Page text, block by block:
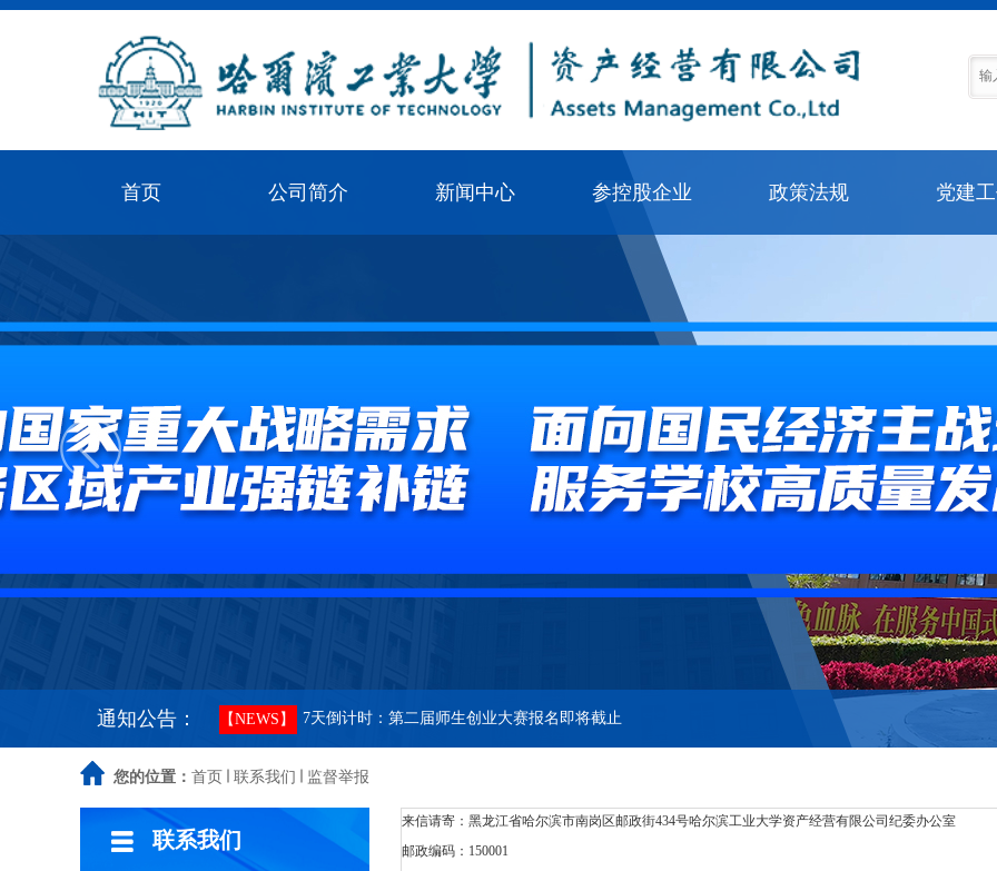
首页 公司简介 新闻中心 参控股企业 政策法规 党建
通知公告：
哈尔滨工业大学资产经营有限公司招聘公告
【NEWS】 7天倒计时：第二届师生创业大赛报名即将截止
【NEWS】 关于举办哈尔滨工业大学第二届师生创业大赛的通知
【NEWS】 哈尔滨工业大学首届师生创业大赛决赛晋级名单公示
您的位置： 首页 联系我们 监督举报
联系我们
来信请寄：黑龙江省哈尔滨市南岗区邮政街434号哈尔滨工业大学资产经营有限公司纪委办公室
邮政编码： 150001